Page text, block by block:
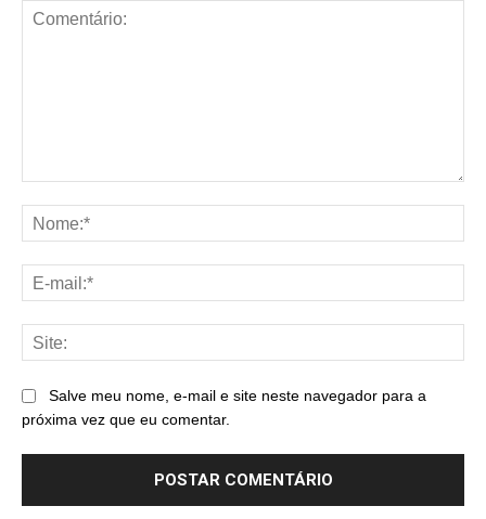
Salve meu nome, e-mail e site neste navegador para a
próxima vez que eu comentar.